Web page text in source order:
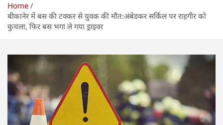
Home
बीकानेर में बस की टक्कर से युवक की मौत:अंबेडकर सर्किल पर राहगीर को
कुचला, फिर बस भगा ले गया ड्राइवर